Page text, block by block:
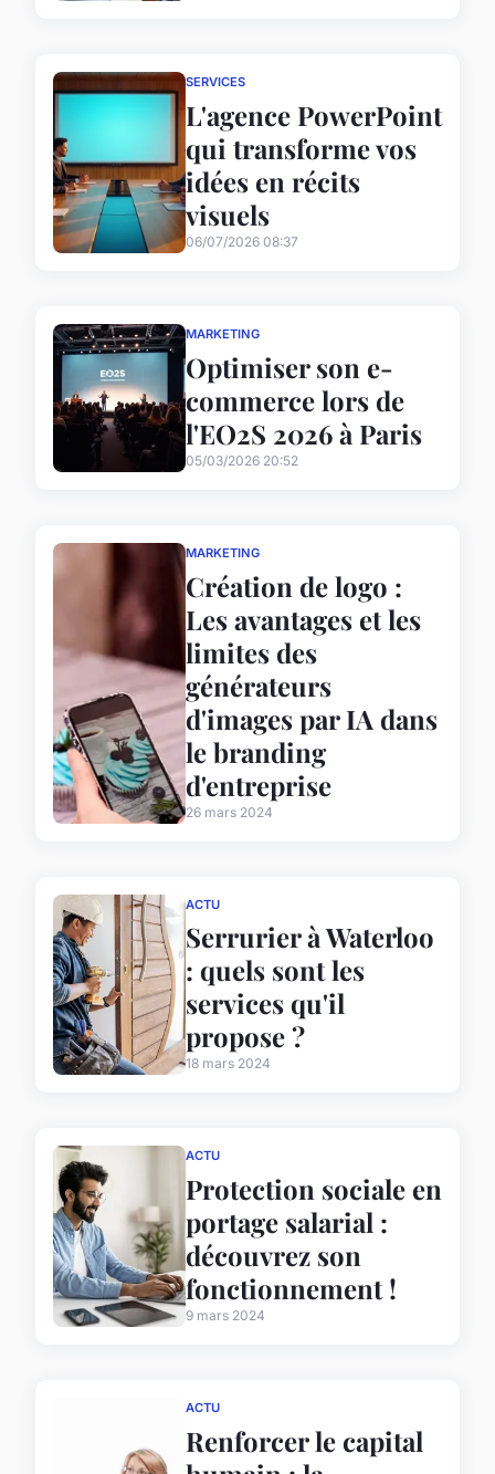
SERVICES
L'agence PowerPoint
qui transforme vos
idées en récits
visuels
06/07/2026 08:37
MARKETING
Optimiser son e-
commerce lors de
l'EO2S 2026 à Paris
05/03/2026 20:52
MARKETING
Création de logo :
Les avantages et les
limites des
générateurs
d'images par IA dans
le branding
d'entreprise
26 mars 2024
ACTU
Serrurier à Waterloo
: quels sont les
services qu'il
propose ?
18 mars 2024
ACTU
Protection sociale en
portage salarial :
découvrez son
fonctionnement !
9 mars 2024
ACTU
Renforcer le capital